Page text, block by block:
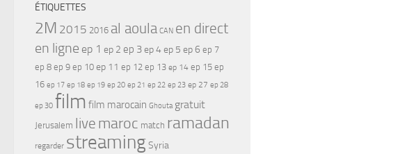
ÉTIQUETTES
2M 2015 2016 al aoula CAN en direct
en ligne ep 1 ep 2 ep 3ep 4ep 5 ep 6 ep 7
ep 8 ep 9 ep 10 ep 11 ep 12 ep 13 ep 14 ep 15 ep
16 ep 17 ep 18 ep 19 ep 20 ep 21 ep 22 ep 23 ep 27 ep 28
ep 30 film film marocain Ghouta gratuit
Jerusalem live maroc match ramadan
regarder streamingSyria